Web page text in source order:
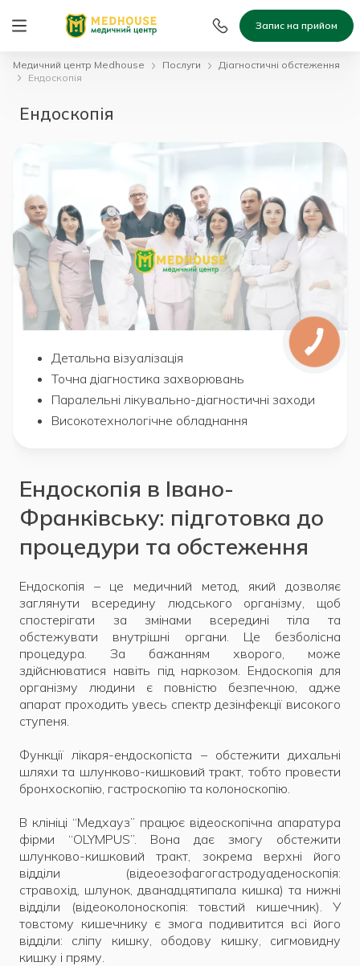
Запис на прийом
Медичний центр Medhouse Послуги
Діагностичні обстеження
Ендоскопія
Ендоскопія
Детальна візуалізація
Точна діагностика захворювань
Паралельні лікувально-діагностичні заходи
Високотехнологічне обладнання
Ендоскопія в Івано-
Франківську: підготовка до
процедури та обстеження
Ендоскопія – це медичний метод, який дозволяє
заглянути всередину людського організму, щоб
спостерігати за змінами всередині тіла та
обстежувати внутрішні органи. Це безболісна
процедура. За бажанням хворого, може
здійснюватися навіть під наркозом. Ендоскопія для
організму людини є повністю безпечною, адже
апарат проходить увесь спектр дезінфекції високого
ступеня.
Функції лікаря-ендоскопіста – обстежити дихальні
шляхи та шлунково-кишковий тракт, тобто провести
бронхоскопію, гастроскопію та колоноскопію.
В клініці “Медхауз” працює відеоскопічна апаратура
фірми “OLYMPUS”. Вона дає змогу обстежити
шлунково-кишковий тракт, зокрема верхні його
відділи (відеоезофагогастродуаденоскопія:
стравохід, шлунок, дванадцятипала кишка) та нижні
відділи (відеоколоноскопія: товстий кишечник). У
товстому кишечнику є змога подивитится всі його
відділи: сліпу кишку, ободову кишку, сигмовидну
кишку і пряму.